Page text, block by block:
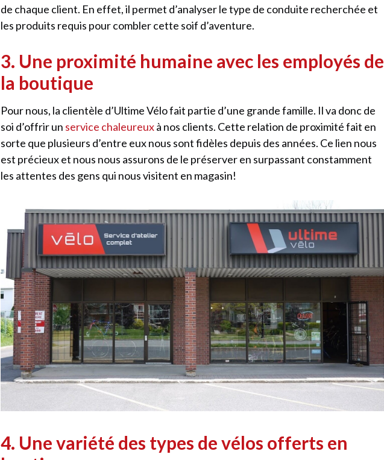
de chaque client. En effet, il permet d’analyser le type de conduite recherchée et
les produits requis pour combler cette soif d’aventure.
3. Une proximité humaine avec les employés de
la boutique
Pour nous, la clientèle d’Ultime Vélo fait partie d’une grande famille. Il va donc de
soi d’offrir un service chaleureuxà nos clients. Cette relation de proximité fait en
sorte que plusieurs d’entre eux nous sont fidèles depuis des années. Ce lien nous
est précieux et nous nous assurons de le préserver en surpassant constamment
les attentes des gens qui nous visitent en magasin!
4. Une variété des types de vélos offerts en